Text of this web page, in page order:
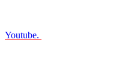
Youtube.